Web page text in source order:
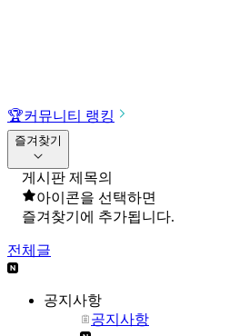
🏆커뮤니티 랭킹
즐겨찾기
게시판 제목의
아이콘을 선택하면
즐겨찾기에 추가됩니다.
전체글
공지사항
공지사항